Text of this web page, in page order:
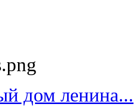
дом ленина...